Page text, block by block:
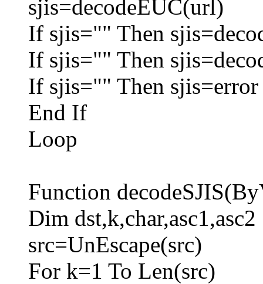
sjis=decodeEUC(url)
If sjis="" Then
If sjis="" Then
If sjis="" Then sjis=error
End If
Loop
Function
Dim dst,k,char,asc1,asc2
src=UnEscape(src)
For k=1 To Len(src)